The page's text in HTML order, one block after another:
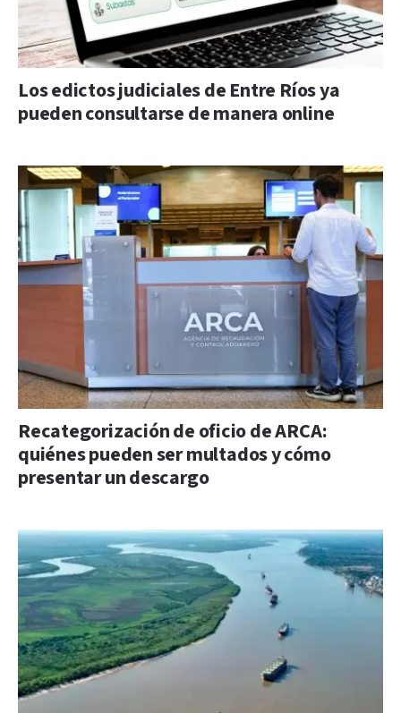
Los edictos judiciales de Entre Ríos ya
pueden consultarse de manera online
Recategorización de oficio de ARCA:
quiénes pueden ser multados y cómo
presentar un descargo